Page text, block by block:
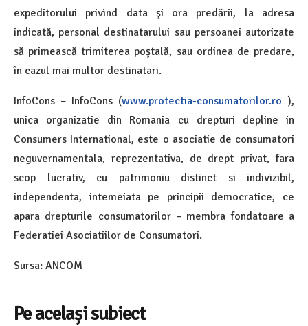
expeditorului privind data şi ora predării, la adresa
indicată, personal destinatarului sau persoanei autorizate
să primească trimiterea poştală, sau ordinea de predare,
în cazul mai multor destinatari.
InfoCons – InfoCons (www.protectia-consumatorilor.ro ),
unica organizatie din Romania cu drepturi depline in
Consumers International, este o asociatie de consumatori
neguvernamentala, reprezentativa, de drept privat, fara
scop lucrativ, cu patrimoniu distinct si indivizibil,
independenta, intemeiata pe principii democratice, ce
apara drepturile consumatorilor – membra fondatoare a
Federatiei Asociatiilor de Consumatori.
Sursa: ANCOM
Pe același subiect